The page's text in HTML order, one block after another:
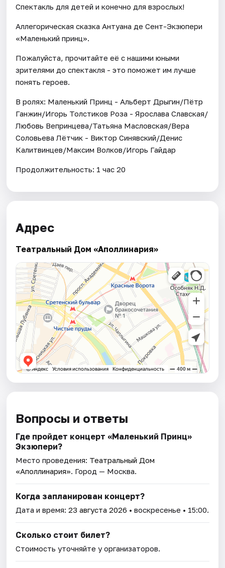
Спектакль для детей и конечно для взрослых!
Аллегорическая сказка Антуана де Сент-Экзюпери
«Маленький принц».
Пожалуйста, прочитайте её с нашими юными
зрителями до спектакля - это поможет им лучше
понять героев.
В ролях: Маленький Принц - Альберт Дрыгин/Пётр
Ганжин/Игорь Толстиков Роза - Ярослава Славская/
Любовь Вепринцева/Татьяна Масловская/Вера
Соловьева Лётчик - Виктор Синявский/Денис
Калитвинцев/Максим Волков/Игорь Гайдар
Продолжительность: 1 час 20
Адрес
Театральный Дом «Аполлинария»
Вопросы и ответы
Где пройдет концерт «Маленький Принц»
Экзюпери?
Место проведения: Театральный Дом
«Аполлинария». Город — Москва.
Когда запланирован концерт?
Дата и время:23 августа 2026 • воскресенье • 15:00.
Сколько стоит билет?
Стоимость уточняйте у организаторов.